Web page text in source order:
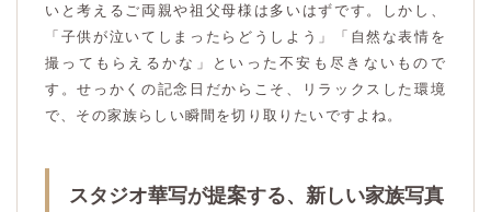
いと考えるご両親や祖父母様は多いはずです。しかし、
「子供が泣いてしまったらどうしよう」「自然な表情を
撮ってもらえるかな」といった不安も尽きないもので
す。せっかくの記念日だからこそ、リラックスした環境
で、その家族らしい瞬間を切り取りたいですよね。
スタジオ華写が提案する、新しい家族写真